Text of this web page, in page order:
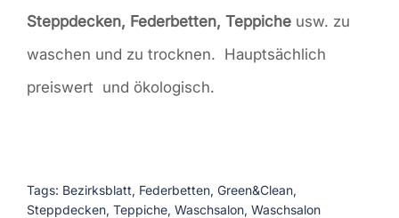
Steppdecken, Federbetten, Teppiche usw. zu
waschen und zu trocknen. Hauptsächlich
preiswert und ökologisch.
Tags: Bezirksblatt, Federbetten, Green&Clean,
Steppdecken, Teppiche, Waschsalon, Waschsalon